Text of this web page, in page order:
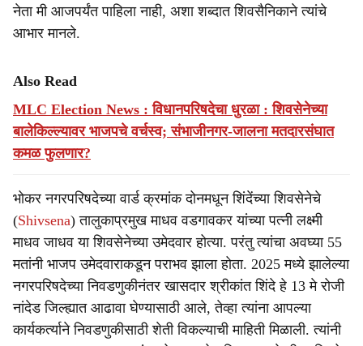
नेता मी आजपर्यंत पाहिला नाही, अशा शब्दात शिवसैनिकाने त्यांचे
आभार मानले.
Also Read
MLC Election News : विधानपरिषदेचा धुरळा : शिवसेनेच्या
बालेकिल्ल्यावर भाजपचे वर्चस्व; संभाजीनगर-जालना मतदारसंघात
कमळ फुलणार?
भोकर नगरपरिषदेच्या वार्ड क्रमांक दोनमधून शिंदेंच्या शिवसेनेचे
(Shivsena) तालुकाप्रमुख माधव वडगावकर यांच्या पत्नी लक्ष्मी
माधव जाधव या शिवसेनेच्या उमेदवार होत्या. परंतु त्यांचा अवघ्या 55
मतांनी भाजप उमेदवाराकडून पराभव झाला होता. 2025 मध्ये झालेल्या
नगरपरिषदेच्या निवडणुकीनंतर खासदार श्रीकांत शिंदे हे 13 मे रोजी
नांदेड जिल्ह्यात आढावा घेण्यासाठी आले, तेव्हा त्यांना आपल्या
कार्यकर्त्याने निवडणुकीसाठी शेती विकल्याची माहिती मिळाली. त्यांनी